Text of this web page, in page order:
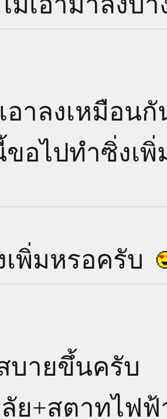
อาลงเหมือน
ขอไปทำซิ่งเ
เพิ่มหรอครับ
บายขึ้นครับ
ย+สตาทไฟ